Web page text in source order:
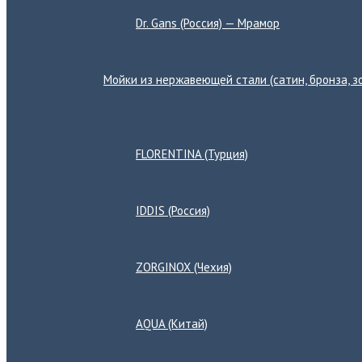
Dr. Gans (Россия) — Мрамор
Мойки из нержавеющей стали (сатин, бронза,
FLORENTINA (Турция)
IDDIS (Россия)
ZORGINOX (Чехия)
AQUA (Китай)